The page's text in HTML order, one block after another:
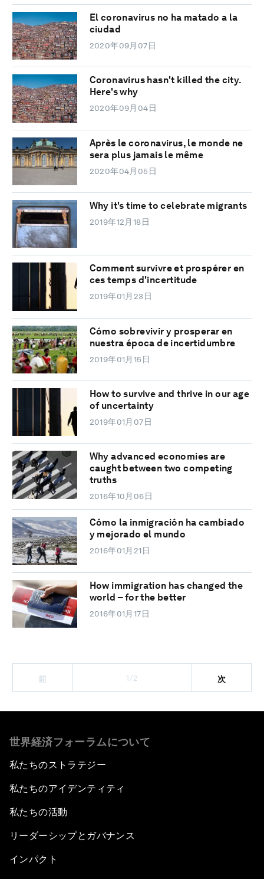
El coronavirus no ha matado a la
ciudad
2020年09月07日
Coronavirus hasn't killed the city.
Here's why
2020年09月04日
Après le coronavirus, le monde ne
sera plus jamais le même
2020年04月05日
Why it's time to celebrate migrants
2019年12月18日
Comment survivre et prospérer en
ces temps d'incertitude
2019年01月23日
Cómo sobrevivir y prosperar en
nuestra época de incertidumbre
2019年01月15日
How to survive and thrive in our age
of uncertainty
2019年01月07日
Why advanced economies are
caught between two competing
truths
2016年10月06日
Cómo la inmigración ha cambiado
y mejorado el mundo
2016年01月21日
How immigration has changed the
world – for the better
2016年01月17日
前 1/2 次
世界経済フォーラムについて
私たちのストラテジー
私たちのアイデンティティ
私たちの活動
リーダーシップとガバナンス
インパクト